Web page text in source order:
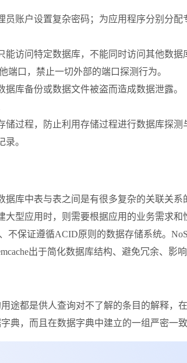
账户设置复杂密码；为应用程序分别分
访问特定数据库，不能同时访问其他数据
口，禁止一切外部的端口探测行为。
库备份或数据文件被盗而造成数据泄露。
过程，防止利用存储过程进行数据库探测
。
库中表与表之间是有很多复杂的关联关系
型应用时，则需要根据应用的业务需求和
不保证遵循ACID原则的数据存储系统。
出于简化数据库结构、避免冗余、影
途都是供人查询对不了解的条目的解释
典，而且在数据字典中建立的一组严密一